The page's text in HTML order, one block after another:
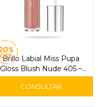
Brillo Labial Miss Pupa
Gloss Blush Nude 405 –
Pupa